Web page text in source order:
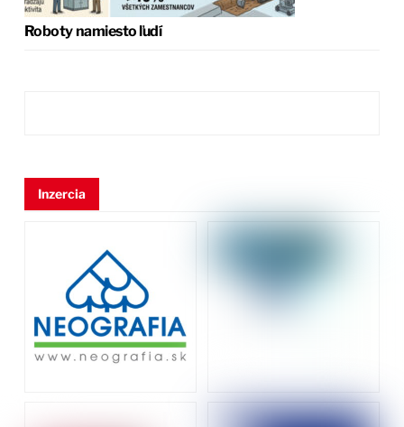
Roboty namiesto ľudí
Inzercia